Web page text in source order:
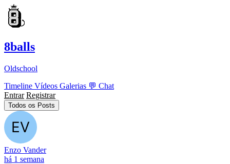
8balls
Oldschool
Timeline Vídeos Galerias 💬 Chat
Entrar Registrar
Todos os Posts
Enzo Vander
há 1 semana